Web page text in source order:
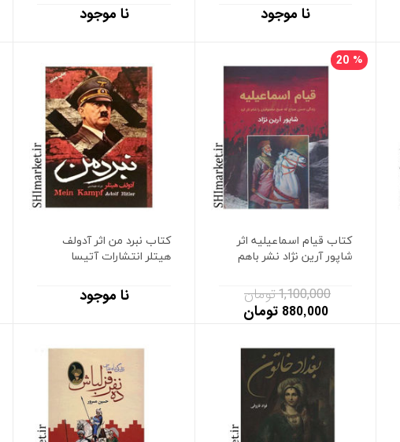
نا موجود نا موجود
کتاب قیام اسماعیلیه اثر
شاپور آرین نژاد نشر باهم
20 %
1,100,000 تومان
880,000 تومان
کتاب نبرد من اثر آدولف
هیتلر انتشارات آتیسا
نا موجود